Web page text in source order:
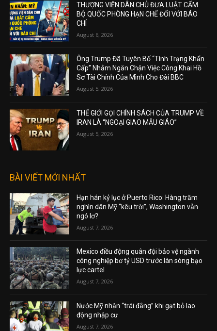
THƯỢNG VIỆN DÂN CHỦ ĐƯA LUẬT CẤM
BỘ QUỐC PHÒNG HẠN CHẾ ĐỐI VỚI BÁO
CHÍ
August 6, 2026
Ông Trump Đã Tuyên Bố “Tình Trạng Khẩn
Cấp” Nhằm Ngăn Chặn Việc Công Khai Hồ
Sơ Tài Chính Của Mình Cho Đài BBC
August 5, 2026
THẾ GIỚI GỌI CHÍNH SÁCH CỦA TRUMP VỀ
IRAN LÀ “NGOẠI GIAO MẪU GIÁO”
August 5, 2026
BÀI VIẾT MỚI NHẤT
Hạn hán kỷ lục ở Puerto Rico: Hàng trăm
nghìn dân Mỹ “kêu trời”, Washington vẫn
ngó lơ?
August 7, 2026
Mexico điều động quân đội bảo vệ ngành
công nghiệp bơ tỷ USD trước làn sóng bạo
lực cartel
August 7, 2026
Nước Mỹ nhận “trái đắng” khi gạt bỏ lao
động nhập cư
August 7, 2026